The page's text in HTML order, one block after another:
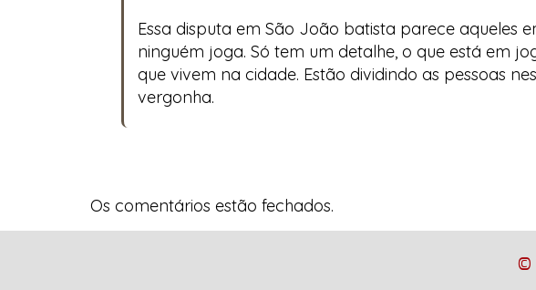
Essa disputa em São João batista parece aqueles
ninguém joga. Só tem um detalhe, o que está em
que vivem na cidade. Estão dividindo as pessoas
vergonha.
Os comentários estão fechados.
©